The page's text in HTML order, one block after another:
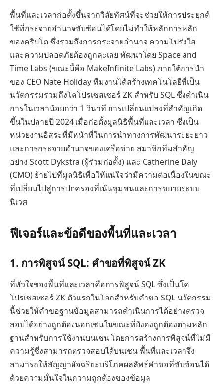
พื้นที่และเวลาก่อตั้งขึ้นจากวิสัยทัศน์ที่จะช่วยให้การประยุกต์
ใช้ที่กระจายอำนาจซับซ้อนได้โดยไม่ทำให้หลักการหลัก
ของคริปโต ซึ่งรวมถึงการกระจายอำนาจ ความโปร่งใส
และความปลอดภัยต้องถูกละเลย พัฒนาโดย Space and
Time Labs (ขณะนี้คือ MakeInfinite Labs) ภายใต้การนำ
ของ CEO Nate Holiday ทีมงานได้สร้างเทคโนโลยีที่เป็น
นวัตกรรมรวมถึงโคโปรเซสเซอร์ ZK สำหรับ SQL ซึ่งดำเนิน
การในเวลาน้อยกว่า 1 วินาที การเปลี่ยนแปลงที่สำคัญเกิด
ขึ้นในปลายปี 2024 เมื่อก่อตั้งมูลนิธิพื้นที่และเวลา ซึ่งเป็น
หน่วยงานอิสระที่มีหน้าที่ในการนำทางการพัฒนาระยะยาว
และการกระจายอำนาจของเครือข่าย สมาชิกทีมสำคัญ
อย่าง Scott Dykstra (ผู้ร่วมก่อตั้ง) และ Catherine Daly
(CMO) ย้ายไปที่มูลนิธิเพื่อให้แน่ใจว่ามีความต่อเนื่องในขณะ
ที่เปลี่ยนไปสู่การปกครองที่เน้นชุมชนและการขยายระบบ
นิเวศ
ฟีเจอร์และข้อดีของพื้นที่และเวลา
1. การพิสูจน์ SQL: คำขอที่พิสูจน์ ZK
ที่หัวใจของพื้นที่และเวลาคือการพิสูจน์ SQL ซึ่งเป็นโค
โปรเซสเซอร์ ZK ตัวแรกในโลกสำหรับคำขอ SQL นวัตกรรม
นี้ช่วยให้คำขอฐานข้อมูลสามารถดำเนินการได้อย่างตรวจ
สอบได้อย่างถูกต้องนอกเชนในขณะที่ยังคงถูกต้องตามหลัก
ฐานสำหรับการใช้งานบนเชน โดยการสร้างการพิสูจน์ที่ไม่มี
ความรู้ซึ่งสามารถตรวจสอบได้บนเชน พื้นที่และเวลาจึง
สามารถให้สัญญาอัจฉริยะบริโภคผลลัพธ์คำขอที่ซับซ้อนได้
ด้วยความมั่นใจในความถูกต้องของข้อมูล